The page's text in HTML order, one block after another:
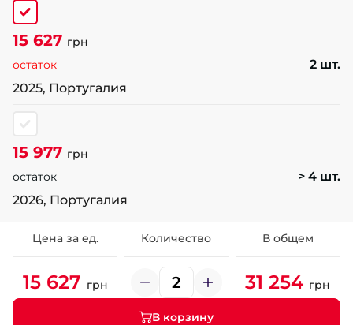
15 627 грн
остаток
2 шт.
2025, Португалия
15 977 грн
остаток
> 4 шт.
2026, Португалия
Цена за ед. Количество В общем
15 627 грн 31 254 грн
В корзину